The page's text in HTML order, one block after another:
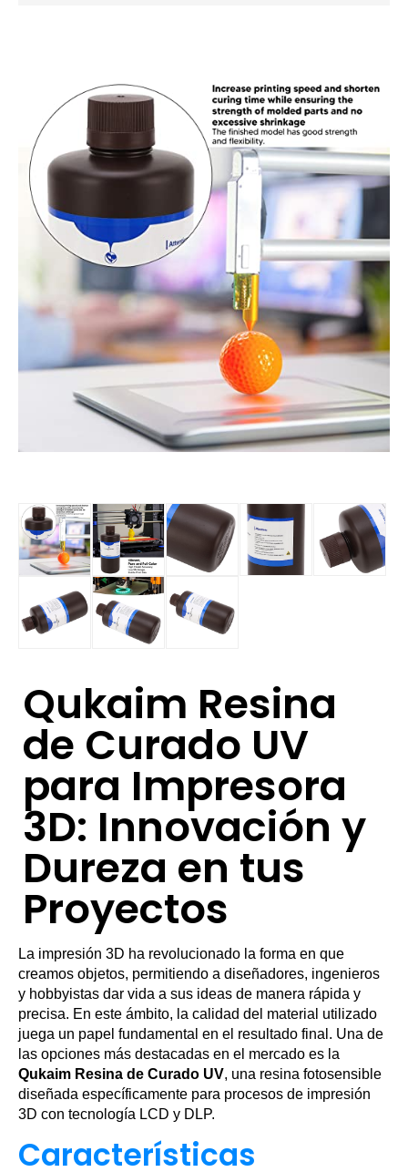
Qukaim Resina
de Curado UV
para Impresora
3D: Innovación y
Dureza en tus
Proyectos
La impresión 3D ha revolucionado la forma en que
creamos objetos, permitiendo a diseñadores, ingenieros
y hobbyistas dar vida a sus ideas de manera rápida y
precisa. En este ámbito, la calidad del material utilizado
juega un papel fundamental en el resultado final. Una de
las opciones más destacadas en el mercado es la
Qukaim Resina de Curado UV, una resina fotosensible
diseñada específicamente para procesos de impresión
3D con tecnología LCD y DLP.
Características